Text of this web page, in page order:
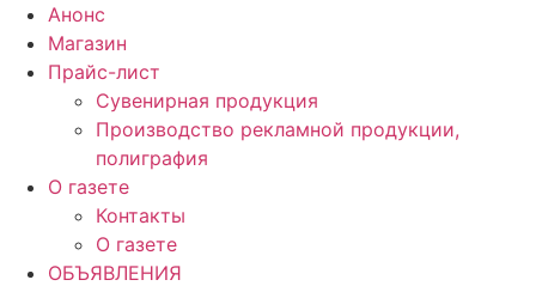
Анонс
Магазин
Прайс-лист
Сувенирная продукция
Производство рекламной продукции,
полиграфия
О газете
Контакты
О газете
ОБЪЯВЛЕНИЯ